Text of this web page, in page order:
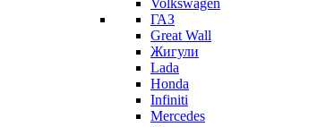
Volkswagen
ГАЗ
Great Wall
Жигули
Lada
Honda
Infiniti
Mercedes